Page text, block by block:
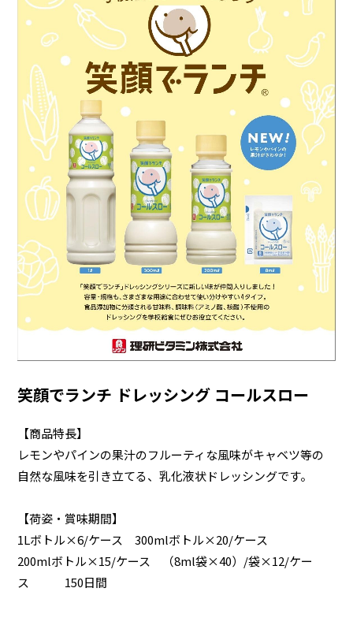
EN
笑顔でランチ ドレッシング コールスロー
【商品特長】
レモンやパインの果汁のフルーティな風味がキャベツ等の
自然な風味を引き立てる、乳化液状ドレッシングです。
【荷姿・賞味期間】
1Lボトル×6/ケース 300mlボトル×20/ケース
200mlボトル×15/ケース （8ml袋×40）/袋×12/ケー
ス 150日間